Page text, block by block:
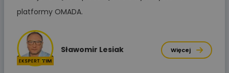
platformy OMADA.
Sławomir Lesiak Więcej